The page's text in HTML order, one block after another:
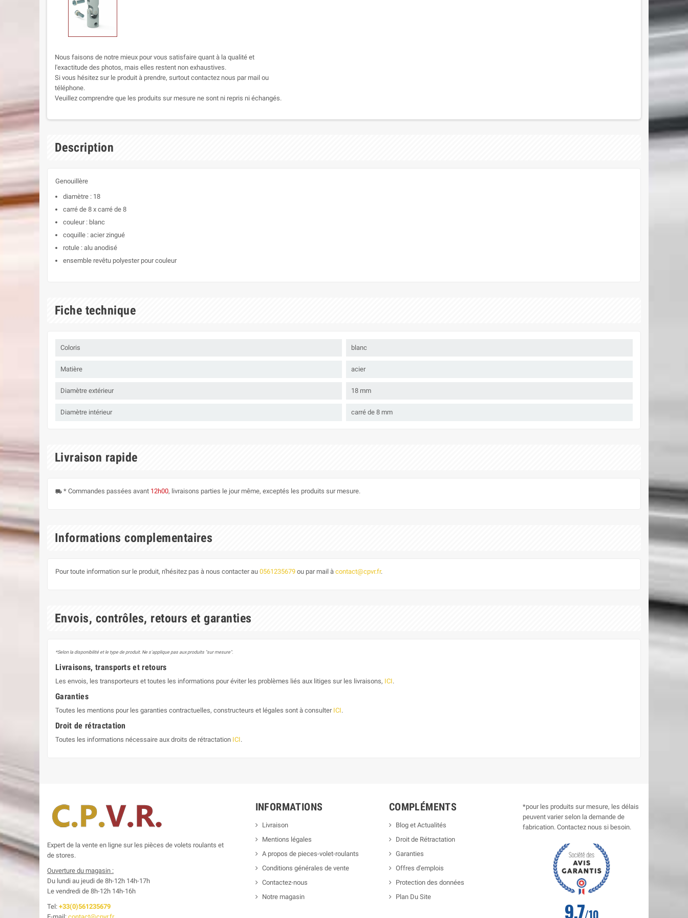
Nous faisons de notre mieux pour vous satisfaire quant à la qualité et
l'exactitude des photos, mais elles restent non exhaustives.
Si vous hésitez sur le produit à prendre, surtout contactez nous par mail ou
téléphone.
Veuillez comprendre que les produits sur mesure ne sont ni repris ni échangés.
Description
Genouillère
diamètre : 18
carré de 8 x carré de 8
couleur : blanc
coquille : acier zingué
rotule : alu anodisé
ensemble revêtu polyester pour couleur
Fiche technique
Coloris blanc
Matière acier
Diamètre extérieur 18 mm
Diamètre intérieur carré de 8 mm
Livraison rapide
local_shipping * Commandes passées avant 12h00, livraisons parties le jour même, exceptés les produits sur mesure.
Informations complementaires
Pour toute information sur le produit, n'hésitez pas à nous contacter au 0561235679 ou par mail à contact@cpvr.fr.
Envois, contrôles, retours et garanties
*Selon la disponibilité et le type de produit. Ne s'applique pas aux produits "sur mesure".
Livraisons, transports et retours
Les envois, les transporteurs et toutes les informations pour éviter les problèmes liés aux litiges sur les livraisons, ICI.
Garanties
Toutes les mentions pour les garanties contractuelles, constructeurs et légales sont à consulter ICI.
Droit de rétractation
Toutes les informations nécessaire aux droits de rétractation ICI.
Expert de la vente en ligne sur les pièces de volets roulants et
de stores.
Ouverture du magasin :
Du lundi au jeudi de 8h-12h 14h-17h
Le vendredi de 8h-12h 14h-16h
Tel: +33(0)561235679
INFORMATIONS
Livraison
Mentions légales
A propos de pieces-volet-roulants
Conditions générales de vente
Contactez-nous
Notre magasin
COMPLÉMENTS
Blog et Actualités
Droit de Rétractation
Garanties
Offres d'emplois
Protection des données
Plan Du Site
*pour les produits sur mesure, les délais
peuvent varier selon la demande de
fabrication. Contactez nous si besoin.